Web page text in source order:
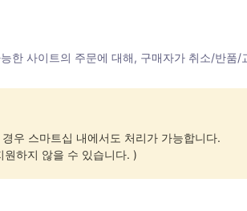
한 사이트의 주문에 대해, 구매자가 취소/반품
우 스마트십 내에서도 처리가 가능합니다.
하지 않을 수 있습니다. )